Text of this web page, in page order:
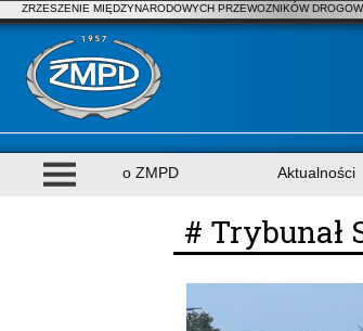
ZRZESZENIE MIĘDZYNARODOWYCH PRZEWOZNIKÓW
o ZMPD Aktualności
# Trybunał